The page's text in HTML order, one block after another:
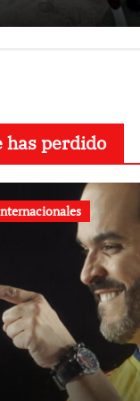
has perdido